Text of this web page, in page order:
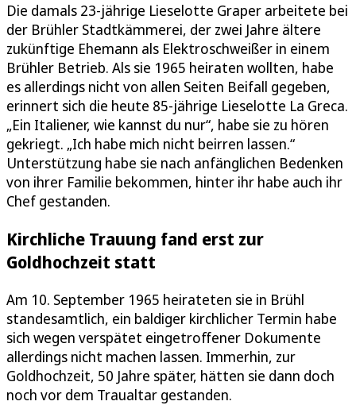
Die damals 23-jährige Lieselotte Graper arbeitete bei
der Brühler Stadtkämmerei, der zwei Jahre ältere
zukünftige Ehemann als Elektroschweißer in einem
Brühler Betrieb. Als sie 1965 heiraten wollten, habe
es allerdings nicht von allen Seiten Beifall gegeben,
erinnert sich die heute 85-jährige Lieselotte La Greca.
„Ein Italiener, wie kannst du nur“, habe sie zu hören
gekriegt. „Ich habe mich nicht beirren lassen.“
Unterstützung habe sie nach anfänglichen Bedenken
von ihrer Familie bekommen, hinter ihr habe auch ihr
Chef gestanden.
Kirchliche Trauung fand erst zur
Goldhochzeit statt
Am 10. September 1965 heirateten sie in Brühl
standesamtlich, ein baldiger kirchlicher Termin habe
sich wegen verspätet eingetroffener Dokumente
allerdings nicht machen lassen. Immerhin, zur
Goldhochzeit, 50 Jahre später, hätten sie dann doch
noch vor dem Traualtar gestanden.